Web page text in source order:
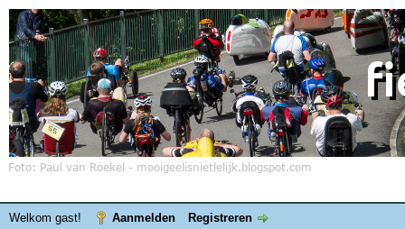
Welkom gast! Aanmelden Registreren